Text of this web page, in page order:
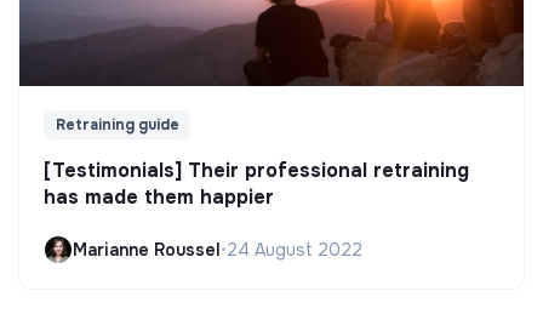
Retraining guide
[Testimonials] Their professional retraining
has made them happier
Marianne Roussel•24 August 2022